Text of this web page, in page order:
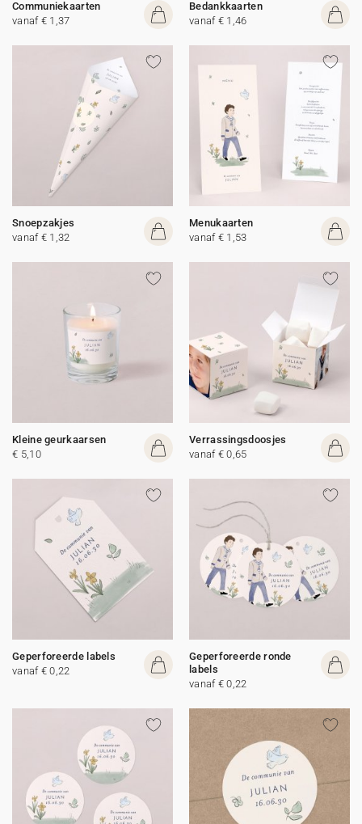
Communiekaarten
vanaf € 1,37
Bedankkaarten
vanaf € 1,46
Snoepzakjes
vanaf € 1,32
Menukaarten
vanaf € 1,53
Kleine geurkaarsen
€ 5,10
Verrassingsdoosjes
vanaf € 0,65
Geperforeerde labels
vanaf € 0,22
Geperforeerde ronde
labels
vanaf € 0,22